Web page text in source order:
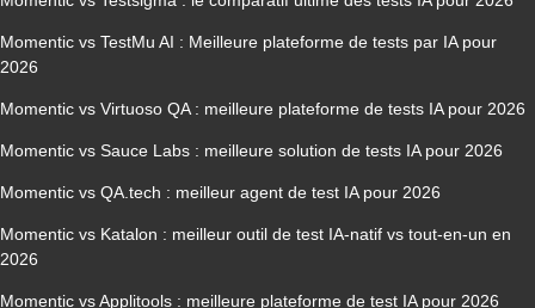
Momentic vs TestMu AI : Meilleure plateforme de tests par IA pour
2026
Momentic vs Virtuoso QA : meilleure plateforme de tests IA pour 2026
Momentic vs Sauce Labs : meilleure solution de tests IA pour 2026
Momentic vs QA.tech : meilleur agent de test IA pour 2026
Momentic vs Katalon : meilleur outil de test IA-natif vs tout-en-un en
2026
Momentic vs Applitools : meilleure plateforme de test IA pour 2026